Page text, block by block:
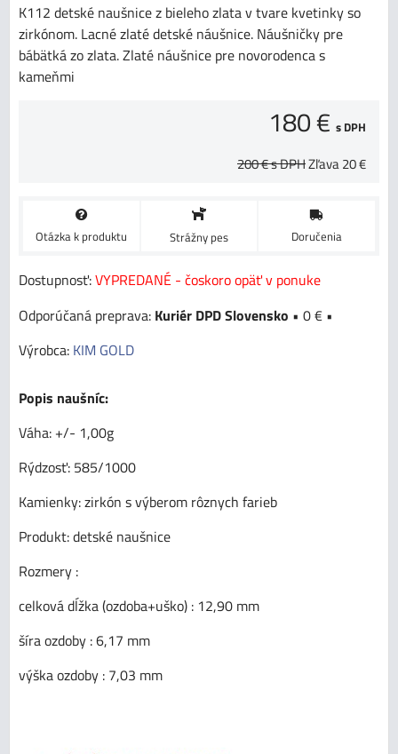
K112 detské naušnice z bieleho zlata v tvare kvetinky so
zirkónom. Lacné zlaté detské náušnice. Náušničky pre
bábätká zo zlata. Zlaté náušnice pre novorodenca s
kameňmi
180 € s DPH
200 €s DPHZľava20 €
Otázka k produktu Strážny pes Doručenia
Dostupnosť:VYPREDANÉ - čoskoro opäť v ponuke
Kuriér DPD Slovensko • 0 € •
Výrobca: KIM GOLD
Popis naušníc:
Váha: +/- 1,00g
Rýdzosť: 585/1000
Kamienky: zirkón s výberom rôznych farieb
Produkt: detské naušnice
Rozmery :
celková dĺžka (ozdoba+uško) : 12,90 mm
šíra ozdoby : 6,17 mm
výška ozdoby : 7,03 mm